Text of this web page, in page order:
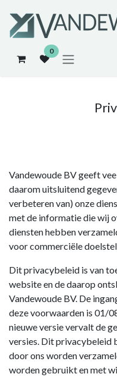
0
Vandewoude BV geeft
daarom uitsluitend
verbeteren van) onze
met de informatie die wij
diensten hebben
voor commerciële
Dit privacybeleid is van
website en de daarop
Vandewoude BV. De
deze voorwaarden is 01/
nieuwe versie vervalt de
versies. Dit privacybeleid
door ons worden
worden gebruikt en met